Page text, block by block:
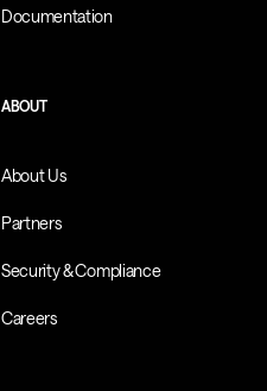
Documentation
ABOUT
About Us
Partners
Security & Compliance
Careers